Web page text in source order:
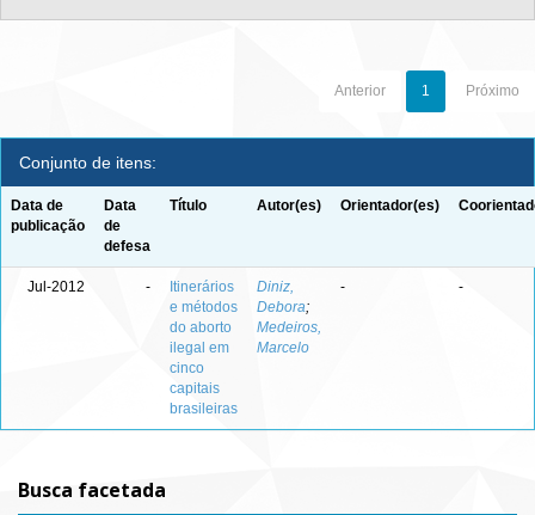
Anterior 1 Próximo
Conjunto de itens:
Data de
publicação
Data
de
defesa
Título Autor(es) Orientador(es)
Jul-2012 -
Itinerários
e métodos
do aborto
ilegal em
cinco
capitais
brasileiras
Diniz,
Debora;
Medeiros,
Marcelo
- -
Busca facetada